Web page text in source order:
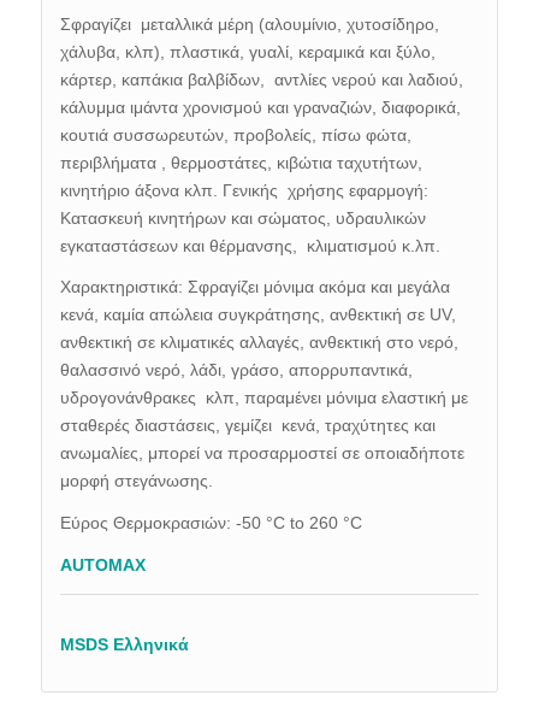
Σφραγίζει μεταλλικά μέρη (αλουμίνιο, χυτοσίδηρο,
χάλυβα, κλπ), πλαστικά, γυαλί, κεραμικά και ξύλο,
κάρτερ, καπάκια βαλβίδων, αντλίες νερού και λαδιού,
κάλυμμα ιμάντα χρονισμού και γραναζιών, διαφορικά,
κουτιά συσσωρευτών, προβολείς, πίσω φώτα,
περιβλήματα , θερμοστάτες, κιβώτια ταχυτήτων,
κινητήριο άξονα κλπ. Γενικής χρήσης εφαρμογή:
Κατασκευή κινητήρων και σώματος, υδραυλικών
εγκαταστάσεων και θέρμανσης, κλιματισμού κ.λπ.
Χαρακτηριστικά: Σφραγίζει μόνιμα ακόμα και μεγάλα
κενά, καμία απώλεια συγκράτησης, ανθεκτική σε UV,
ανθεκτική σε κλιματικές αλλαγές, ανθεκτική στο νερό,
θαλασσινό νερό, λάδι, γράσο, απορρυπαντικά,
υδρογονάνθρακες κλπ, παραμένει μόνιμα ελαστική με
σταθερές διαστάσεις, γεμίζει κενά, τραχύτητες και
ανωμαλίες, μπορεί να προσαρμοστεί σε οποιαδήποτε
μορφή στεγάνωσης.
Εύρος Θερμοκρασιών: -50 °C to 260 °C
AUTOMAX
MSDS Ελληνικά